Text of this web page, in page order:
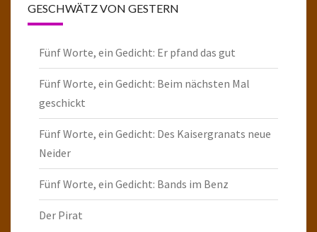
GESCHWÄTZ VON GESTERN
Fünf Worte, ein Gedicht: Er pfand das gut
Fünf Worte, ein Gedicht: Beim nächsten Mal
geschickt
Fünf Worte, ein Gedicht: Des Kaisergranats neue
Neider
Fünf Worte, ein Gedicht: Bands im Benz
Der Pirat